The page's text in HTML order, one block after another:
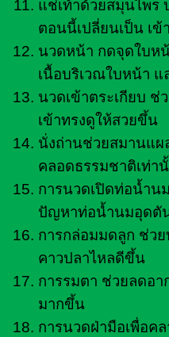
แช่เท้าด้วยสมุนไพร
ตอนนี้เปลี่ยนเป็น เ
นวดหน้า กดจุดใบห
เนื้อบริเวณใบหน้า แ
นวดเข้าตระเกียบ ช่
เข้าทรงดูให้สวยขึ้น
นั่งถ่านช่วยสมานแผ
คลอดธรรมชาติเท่า
การนวดเปิดท่อน้ำน
ปัญหาท่อน้ำนมอุดตั
การกล่อมมดลูก ช่ว
คาวปลาไหลดีขึ้น
การรมตา ช่วยลดอา
มากขึ้น
การนวดฝ่ามือเพื่อค